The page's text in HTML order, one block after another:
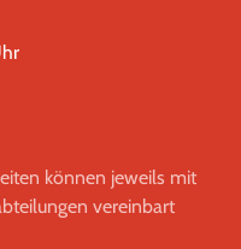
können jeweils mit
vereinbart